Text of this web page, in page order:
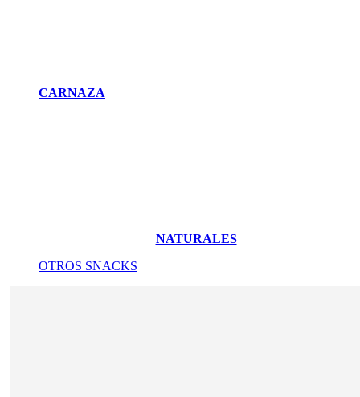
CARNAZA
NATURALES
OTROS SNACKS